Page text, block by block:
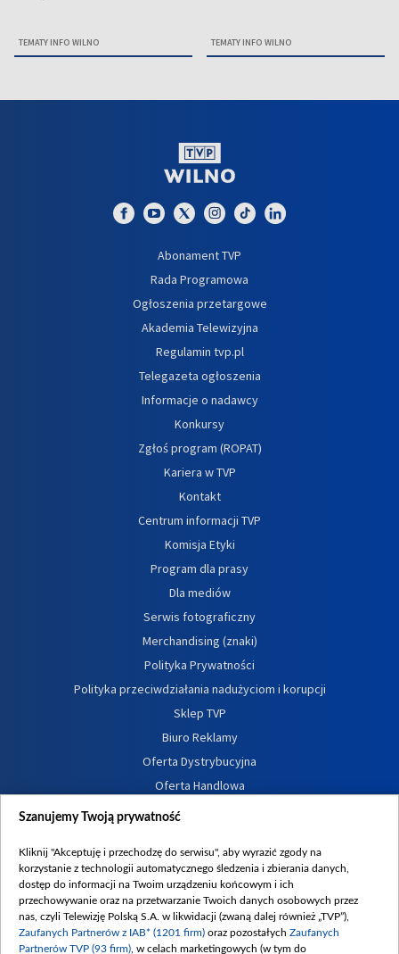
TEMATY INFO WILNO TEMATY INFO WILNO
Abonament TVP
Rada Programowa
Ogłoszenia przetargowe
Akademia Telewizyjna
Regulamin tvp.pl
Telegazeta ogłoszenia
Informacje o nadawcy
Konkursy
Zgłoś program (ROPAT)
Kariera w TVP
Kontakt
Centrum informacji TVP
Komisja Etyki
Program dla prasy
Dla mediów
Serwis fotograficzny
Merchandising (znaki)
Polityka Prywatności
Polityka przeciwdziałania nadużyciom i korupcji
Sklep TVP
Biuro Reklamy
Oferta Dystrybucyjna
Oferta Handlowa
Dostępność
Procedura zgłoszeń wewnętrznych
Szanujemy Twoją prywatność
Kliknij "Akceptuję i przechodzę do serwisu", aby wyrazić zgody na
korzystanie z technologii automatycznego śledzenia i zbierania danych,
dostęp do informacji na Twoim urządzeniu końcowym i ich
przechowywanie oraz na przetwarzanie Twoich danych osobowych przez
nas, czyli Telewizję Polską S.A. w likwidacji (zwaną dalej również „TVP”),
Zaufanych Partnerów z IAB* (1201 firm) oraz pozostałych Zaufanych
Partnerów TVP (93 firm) , w celach marketingowych (w tym do